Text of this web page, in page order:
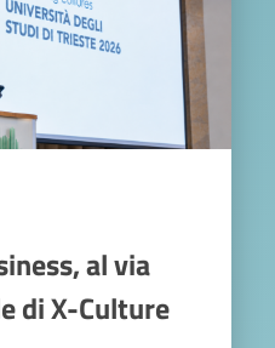
al via
di X-Culture